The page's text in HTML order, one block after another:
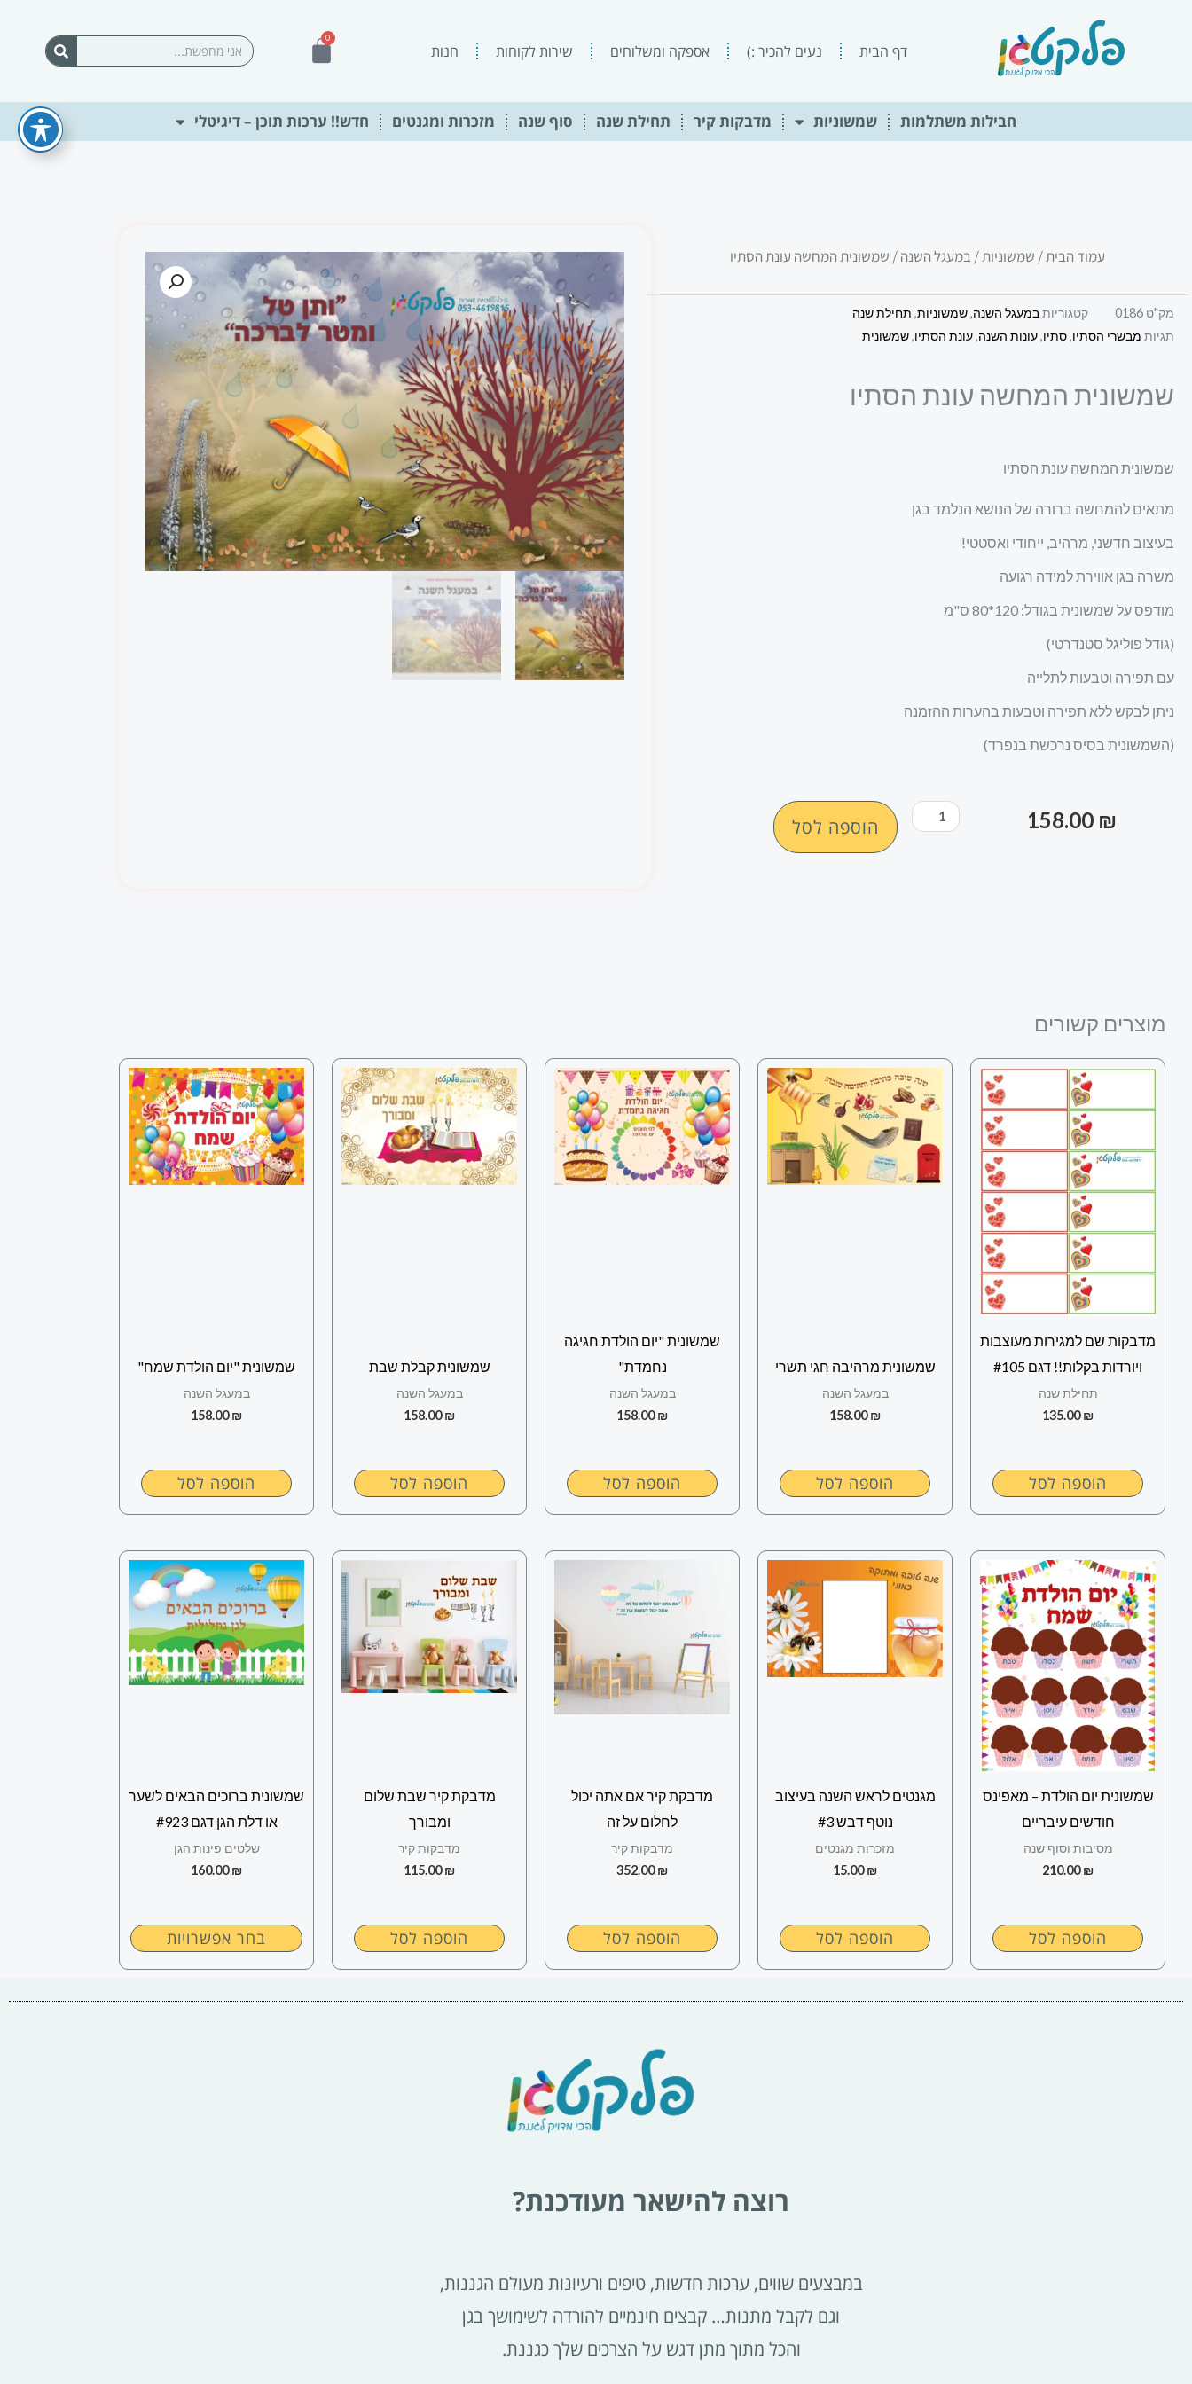
דף הבית נעים להכיר :) אספקה ומשלוחים שירות לקוחות חנות
0
עגלת
חיפוש
חבילות משתלמות שמשוניות מדבקות קיר תחילת שנה סוף שנה מזכרות ומגנטים חדש!! ערכות תוכן – דיגיטלי
עמוד הבית/ שמשוניות/במעגל השנה/ שמשונית המחשה עונת הסתיו
מק"ט 0186 קטגוריותבמעגל השנה,שמשוניות, תחילת שנה
תגיות מבשרי הסתיו,סתיו,עונות השנה,עונת הסתיו,שמשונית
שמשונית המחשה עונת הסתיו
שמשונית המחשה עונת הסתיו
מתאים להמחשה ברורה של הנושא הנלמד בגן
בעיצוב חדשני, מרהיב, ייחודי ואסטטי!
משרה בגן אווירת למידה רגועה
מודפס על שמשונית בגודל: 120*80 ס"מ
(גודל פוליגל סטנדרטי)
עם תפירה וטבעות לתלייה
ניתן לבקש ללא תפירה וטבעות בהערות ההזמנה
(השמשונית בסיס נרכשת בנפרד)
158.00 ₪
כמות
הוספה לסל
מוצרים קשורים
מדבקות שם למגירות מעוצבות
ויורדות בקלות!! דגם #105
תחילת שנה
135.00₪
הוספה לסל
שמשונית מרהיבה חגי תשרי
במעגל השנה
158.00₪
הוספה לסל
שמשונית "יום הולדת חגיגה
נחמדת"
במעגל השנה
158.00₪
הוספה לסל
שמשונית קבלת שבת
במעגל השנה
158.00₪
הוספה לסל
שמשונית "יום הולדת שמח"
במעגל השנה
158.00₪
הוספה לסל
שמשונית יום הולדת – מאפינס
חודשים עיבריים
מסיבות וסוף שנה
210.00₪
הוספה לסל
מגנטים לראש השנה בעיצוב
נוטף דבש #3
מזכרות מגנטים
15.00₪
הוספה לסל
מדבקת קיר אם אתה יכול
לחלום על זה
מדבקות קיר
352.00₪
הוספה לסל
מדבקת קיר שבת שלום
ומבורך
מדבקות קיר
115.00₪
הוספה לסל
שמשונית ברוכים הבאים לשער
או דלת הגן דגם #923
שלטים פינות הגן
160.00₪
בחר אפשרויות
למוצר
זה
יש
מספר
סוגים.
בעמוד
המוצר
רוצה להישאר מעודכנת?
במבצעים שווים, ערכות חדשות, טיפים ורעיונות מעולם הגננות,
וגם לקבל מתנות… קבצים חינמיים להורדה לשימושך בגן
והכל מתוך מתן דגש על הצרכים שלך כגננת.